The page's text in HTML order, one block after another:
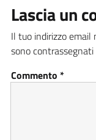
Lascia un
Il tuo indirizzo email
sono contrassegnati
Commento *